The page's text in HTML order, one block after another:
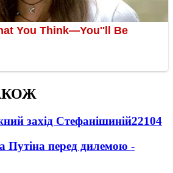
захід Стефанішиній22104
Путіна перед дилемою -